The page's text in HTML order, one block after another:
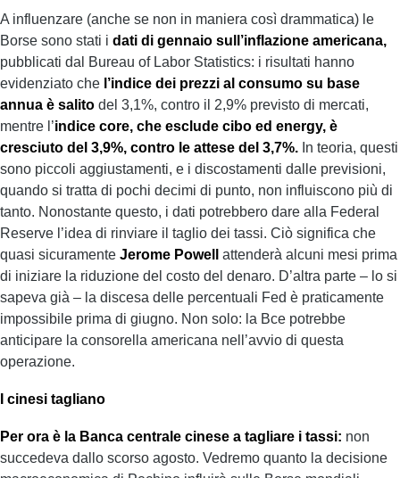
A influenzare (anche se non in maniera così drammatica) le
Borse sono stati i dati di gennaio sull’inflazione americana,
pubblicati dal Bureau of Labor Statistics: i risultati hanno
evidenziato che l’indice dei prezzi al consumo su base
annua è salito del 3,1%, contro il 2,9% previsto di mercati,
mentre l’indice core, che esclude cibo ed energy, è
cresciuto del 3,9%, contro le attese del 3,7%. In teoria, questi
sono piccoli aggiustamenti, e i discostamenti dalle previsioni,
quando si tratta di pochi decimi di punto, non influiscono più di
tanto. Nonostante questo, i dati potrebbero dare alla Federal
Reserve l’idea di rinviare il taglio dei tassi. Ciò significa che
quasi sicuramente Jerome Powell attenderà alcuni mesi prima
di iniziare la riduzione del costo del denaro. D’altra parte – lo si
sapeva già – la discesa delle percentuali Fed è praticamente
impossibile prima di giugno. Non solo: la Bce potrebbe
anticipare la consorella americana nell’avvio di questa
operazione.
I cinesi tagliano
Per ora è la Banca centrale cinese a tagliare i tassi: non
succedeva dallo scorso agosto. Vedremo quanto la decisione